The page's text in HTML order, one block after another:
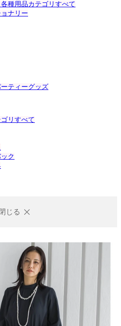
種用品カテゴリすべて
ナリー
ティーグッズ
リすべて
ク
閉じる